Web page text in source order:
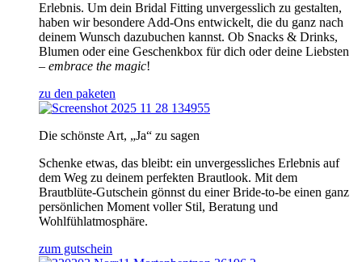
Erlebnis. Um dein Bridal Fitting unvergesslich zu gestalten,
haben wir besondere Add-Ons entwickelt, die du ganz nach
deinem Wunsch dazubuchen kannst. Ob Snacks & Drinks,
Blumen oder eine Geschenkbox für dich oder deine Liebsten
– embrace the magic!
zu den paketen
Die schönste Art, „Ja“ zu sagen
Schenke etwas, das bleibt: ein unvergessliches Erlebnis auf
dem Weg zu deinem perfekten Brautlook. Mit dem
Brautblüte-Gutschein gönnst du einer Bride-to-be einen ganz
persönlichen Moment voller Stil, Beratung und
Wohlfühlatmosphäre.
zum gutschein